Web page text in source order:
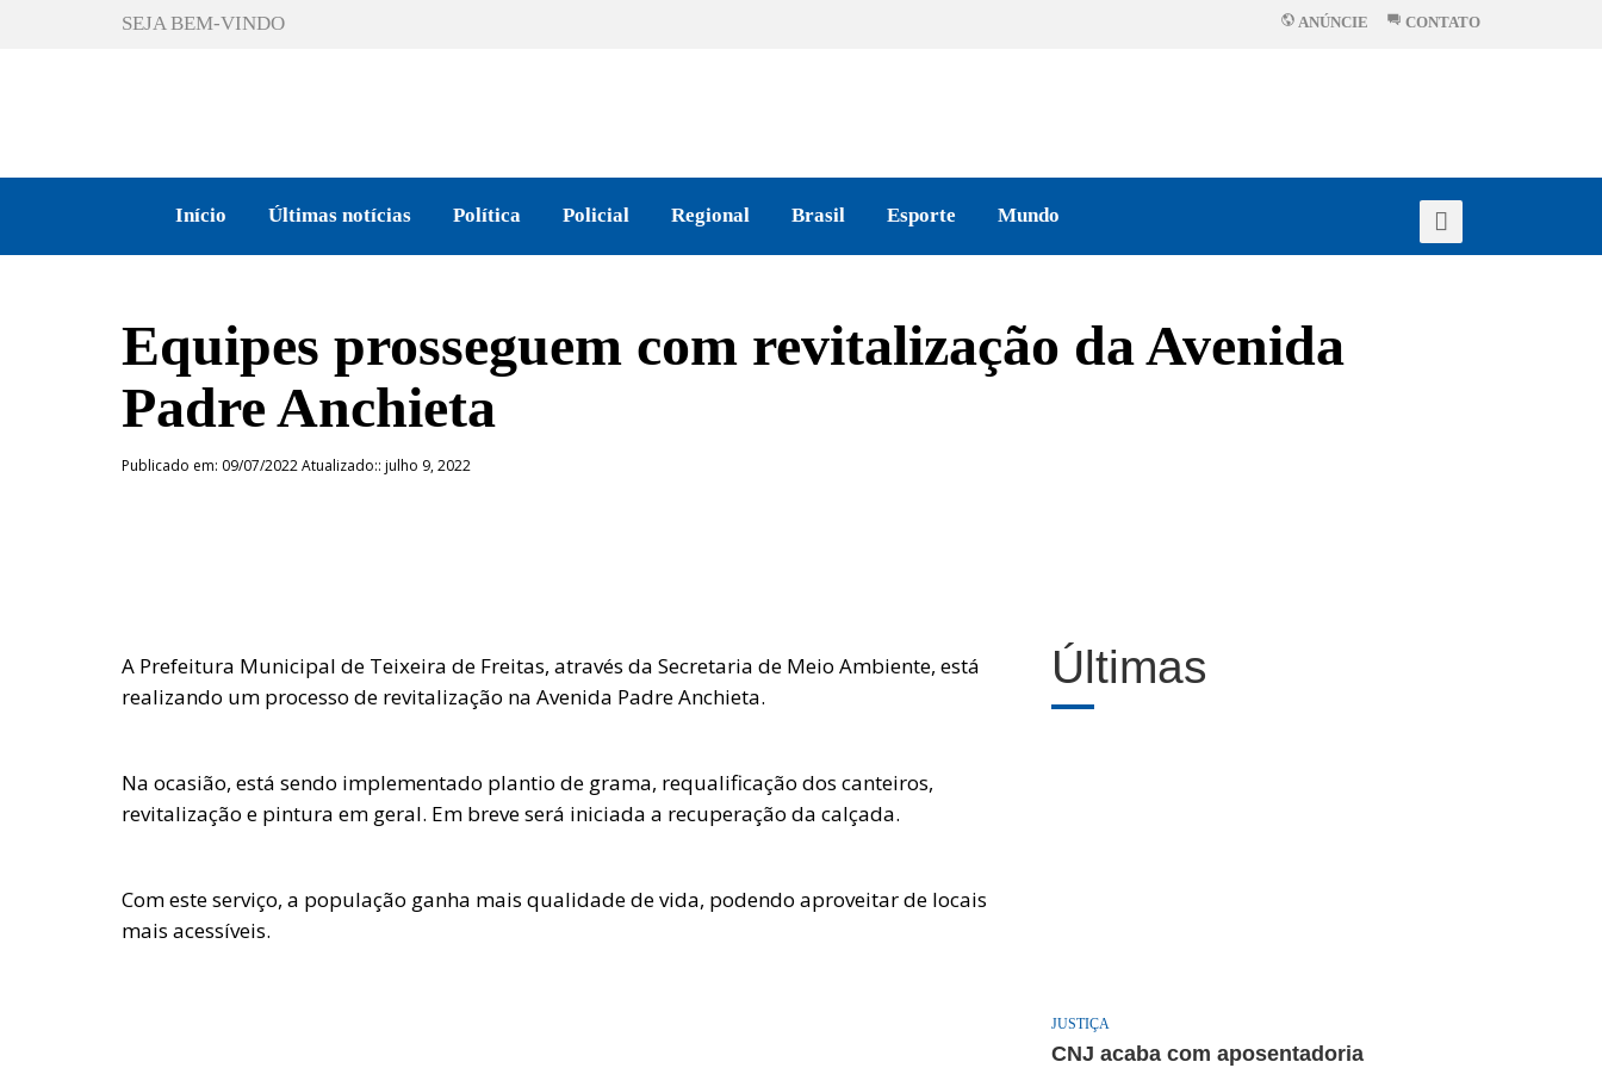
SEJA BEM-VINDO ANÚNCIE CONTATO
Início Últimas notícias Política Policial Regional Brasil Esporte Mundo
Equipes prosseguem com revitalização da Avenida
Padre Anchieta
Publicado em: 09/07/2022 Atualizado:: julho 9, 2022
A Prefeitura Municipal de Teixeira de Freitas, através da Secretaria de Meio Ambiente, está
realizando um processo de revitalização na Avenida Padre Anchieta.
Na ocasião, está sendo implementado plantio de grama, requalificação dos canteiros,
revitalização e pintura em geral. Em breve será iniciada a recuperação da calçada.
Com este serviço, a população ganha mais qualidade de vida, podendo aproveitar de locais
mais acessíveis.
Últimas
JUSTIÇA
CNJ acaba com aposentadoria